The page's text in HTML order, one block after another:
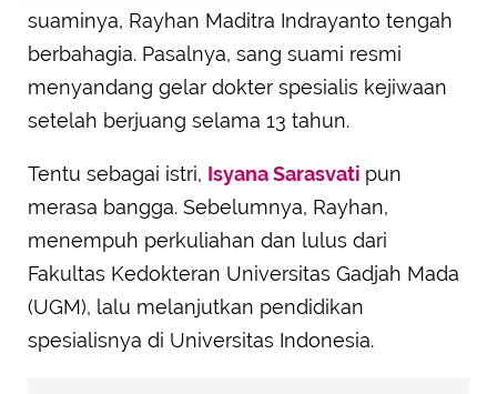
suaminya, Rayhan Maditra Indrayanto tengah
berbahagia. Pasalnya, sang suami resmi
menyandang gelar dokter spesialis kejiwaan
setelah berjuang selama 13 tahun.
Tentu sebagai istri, Isyana Sarasvati pun
merasa bangga. Sebelumnya, Rayhan,
menempuh perkuliahan dan lulus dari
Fakultas Kedokteran Universitas Gadjah Mada
(UGM), lalu melanjutkan pendidikan
spesialisnya di Universitas Indonesia.